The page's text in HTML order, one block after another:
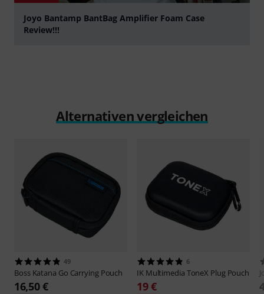
Joyo Bantamp BantBag Amplifier Foam Case
Review!!!
Alternativen vergleichen
49
Boss Katana Go Carrying Pouch
16,50 €
6
IK Multimedia ToneX Plug Pouch
19 €